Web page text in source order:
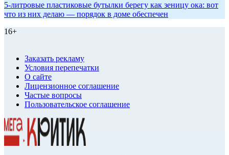
5-литровые пластиковые бутылки берегу как зеницу ока: вот
что из них делаю — порядок в доме обеспечен
16+
Заказать рекламу
Условия перепечатки
О сайте
Лицензионное соглашение
Частые вопросы
Пользовательское соглашение